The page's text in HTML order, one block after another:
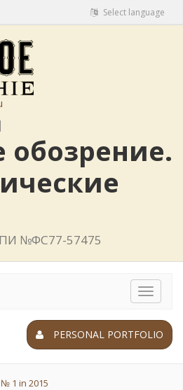
Select language
обозрение.
ПИ №ФС77-57475
Toggle
PERSONAL PORTFOLIO
1 in 2015